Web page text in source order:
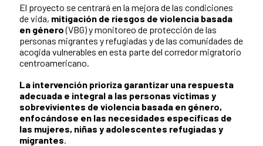
El proyecto se centrará en la mejora de las condiciones
de vida, mitigación de riesgos de violencia basada
en género(VBG) y monitoreo de protección de las
personas migrantes y refugiadas y de las comunidades de
acogida vulnerables en esta parte del corredor migratorio
centroamericano.
La intervención prioriza garantizar una respuesta
adecuada e integral a las personas víctimas y
sobrevivientes de violencia basada en género,
enfocándose en las necesidades específicas de
las mujeres, niñas y adolescentes refugiadas y
migrantes.